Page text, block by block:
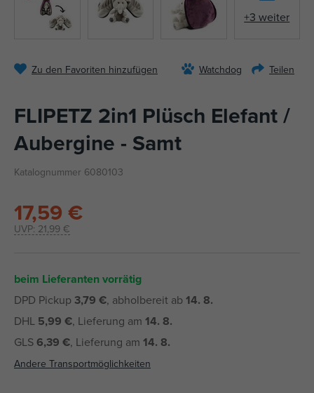
+3 weiter
Zu den Favoriten hinzufügen Watchdog Teilen
FLIPETZ 2in1 Plüsch Elefant /
Aubergine - Samt
Katalognummer 6080103
UVP: 21,99 €
17,59 €
beim Lieferanten vorrätig
DPD Pickup 3,79 €, abholbereit ab 14. 8.
DHL 5,99 €, Lieferung am 14. 8.
GLS6,39 €, Lieferung am 14. 8.
Andere Transportmöglichkeiten